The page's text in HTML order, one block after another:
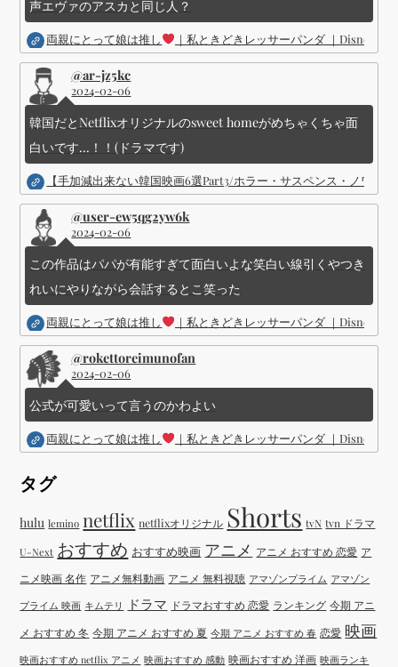
声エヴァのアスカと同じ人？
両親にとって娘は推し ｜私ときどきレッサーパンダ ｜Disney (
@ar-jz5kc
2024-02-06
韓国だとNetflixオリジナルのsweet homeがめちゃくちゃ面
白いです...！！(ドラマです)
【手加減出来ない韓国映画6選Part3/ホラー・サスペンス・ノワー
@user-ew5qg2yw6k
2024-02-06
この作品はパパが有能すぎて面白いよな笑白い線引くやつき
れいにやりながら会話するとこ笑った
両親にとって娘は推し ｜私ときどきレッサーパンダ ｜Disney (
@rokettoreimunofan
2024-02-06
公式が可愛いって言うのかわよい
両親にとって娘は推し ｜私ときどきレッサーパンダ ｜Disney (
タグ
hulu lemino netflix netflixオリジナル Shorts tvN tvn ドラマ
U-Next おすすめ おすすめ映画 アニメ アニメ おすすめ 恋愛 ア
ニメ映画 名作 アニメ無料動画 アニメ 無料視聴 アマゾンプライム アマゾン
プライム 映画 キムテリ ドラマ ドラマおすすめ 恋愛 ランキング 今期 アニ
メ おすすめ 冬 今期 アニメ おすすめ 夏 今期 アニメ おすすめ 春 恋愛 映画
映画おすすめ netflix アニメ 映画おすすめ 感動 映画おすすめ 洋画 映画ランキ